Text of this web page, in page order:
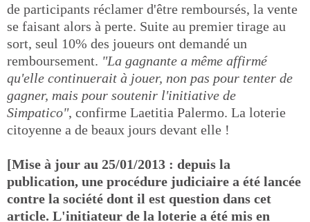
de participants réclamer d'être remboursés, la vente
se faisant alors à perte. Suite au premier tirage au
sort, seul 10% des joueurs ont demandé un
remboursement. "La gagnante a même affirmé
qu'elle continuerait à jouer, non pas pour tenter de
gagner, mais pour soutenir l'initiative de
Simpatico", confirme Laetitia Palermo. La loterie
citoyenne a de beaux jours devant elle !
[Mise à jour au 25/01/2013 : depuis la
publication, une procédure judiciaire a été lancée
contre la société dont il est question dans cet
article. L'initiateur de la loterie a été mis en